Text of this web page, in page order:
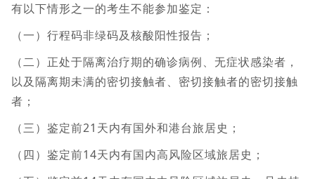
有以下情形之一的考生不能参加鉴定：
（一）行程码非绿码及核酸阳性报告；
（二）正处于隔离治疗期的确诊病例、无症状感染者，
以及隔离期未满的密切接触者、密切接触者的密切接触
者；
（三）鉴定前21天内有国外和港台旅居史；
（四）鉴定前14天内有国内高风险区域旅居史；